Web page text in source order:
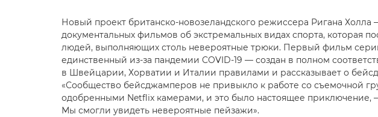
Новый проект британско-новозеландского режиссера Ригана Холла
документальных фильмов об экстремальных видах спорта, которая
людей, выполняющих столь невероятные трюки. Первый фильм
единственный из-за пандемии COVID-19 — создан в полном
в Швейцарии, Хорватии и Италии правилами и рассказывает о
«Сообщество бейсджамперов не привыкло к работе со съемочной
одобренными Netflix камерами, и это было настоящее приключение,
Мы смогли увидеть невероятные пейзажи».